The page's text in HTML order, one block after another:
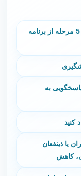
واکنش اضطراری در ایزو 45001, 5 مرحله از برنامه
به
یا ذینفعان
کاهش